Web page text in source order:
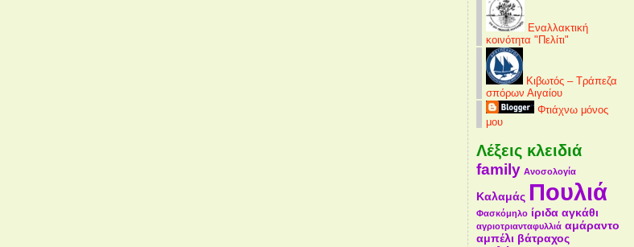
Εναλλακτική
κοινότητα "Πελίτι"
Κιβωτός – Τράπεζα
σπόρων Αιγαίου
Φτιάχνω μόνος
μου
Λέξεις κλειδιά
family Ανοσολογία
Καλαμάς Πουλιά
Φασκόμηλο ίριδα αγκάθι
αγριοτριανταφυλλιά αμάραντο
αμπέλι βάτραχος